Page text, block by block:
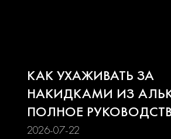
Seat
Smart
КАК УХАЖИВАТЬ ЗА
НАКИДКАМИ ИЗ
ПОЛНОЕ
2026-07-22